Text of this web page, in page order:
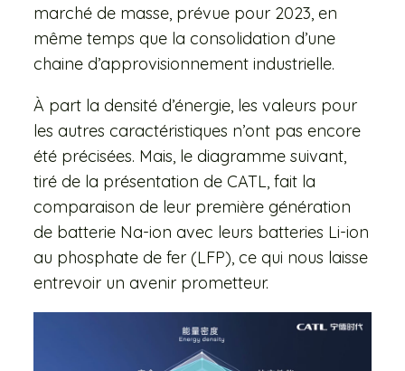
marché de masse, prévue pour 2023, en
même temps que la consolidation d’une
chaine d’approvisionnement industrielle.
À part la densité d’énergie, les valeurs pour
les autres caractéristiques n’ont pas encore
été précisées. Mais, le diagramme suivant,
tiré de la présentation de CATL, fait la
comparaison de leur première génération
de batterie Na-ion avec leurs batteries Li-ion
au phosphate de fer (LFP), ce qui nous laisse
entrevoir un avenir prometteur.